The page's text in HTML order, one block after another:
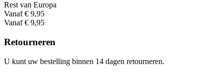
Rest van Europa
Vanaf € 9,95
Vanaf € 9,95
Retourneren
U kunt uw bestelling binnen 14 dagen retourneren.